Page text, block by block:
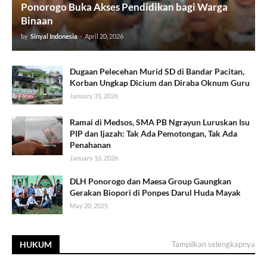
Ponorogo Buka Akses Pendidikan bagi Warga
Binaan
by Sinyal Indonesia - April 20, 2026
Dugaan Pelecehan Murid SD di Bandar Pacitan,
Korban Ungkap Dicium dan Diraba Oknum Guru
January 31, 2026
Ramai di Medsos, SMA PB Ngrayun Luruskan Isu
PIP dan Ijazah: Tak Ada Pemotongan, Tak Ada
Penahanan
January 16, 2026
DLH Ponorogo dan Maesa Group Gaungkan
Gerakan Biopori di Ponpes Darul Huda Mayak
May 20, 2025
HUKUM Tampilkan selengkapnya